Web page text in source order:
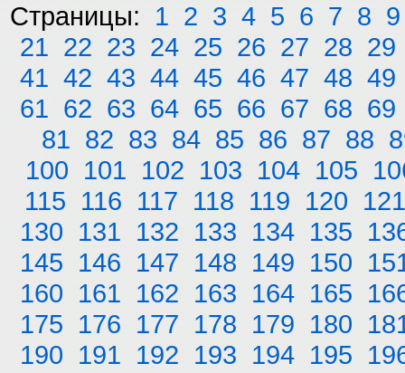
Страницы: 1 2 3 4 5 6 7 8 9
21 22 23 24 25 26 27 28 29
41 42 43 44 45 46 47 48 49
61 62 63 64 65 66 67 68 69
81 82 83 84 85 86 87 88
100 101 102 103 104 105
115 116 117 118 119 120 121
130 131 132 133 134 135
145 146 147 148 149 150
160 161 162 163 164 165
175 176 177 178 179 180
190 191 192 193 194 195